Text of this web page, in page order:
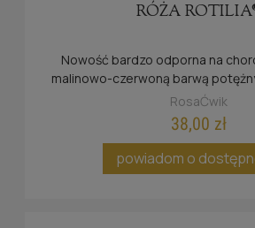
RÓŻA
Nowość bardzo odporna na
malinowo-czerwoną barwą
RosaĆwik
38,00 zł
powiadom o